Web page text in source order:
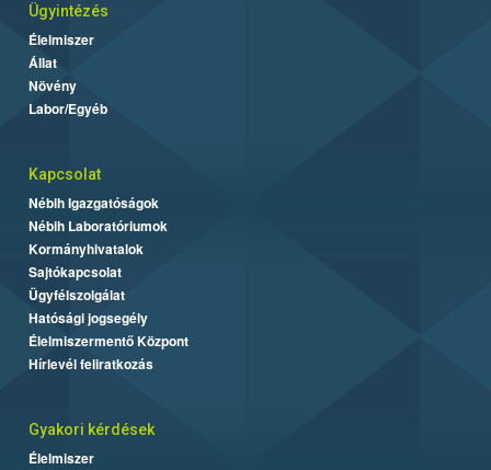
Ügyintézés
Élelmiszer
Állat
Növény
Labor/Egyéb
Kapcsolat
Nébih Igazgatóságok
Nébih Laboratóriumok
Kormányhivatalok
Sajtókapcsolat
Ügyfélszolgálat
Hatósági jogsegély
Élelmiszermentő Központ
Hírlevél feliratkozás
Gyakori kérdések
Élelmiszer